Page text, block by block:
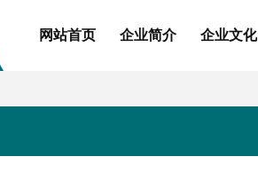
网站首页 企业简介 企业文化